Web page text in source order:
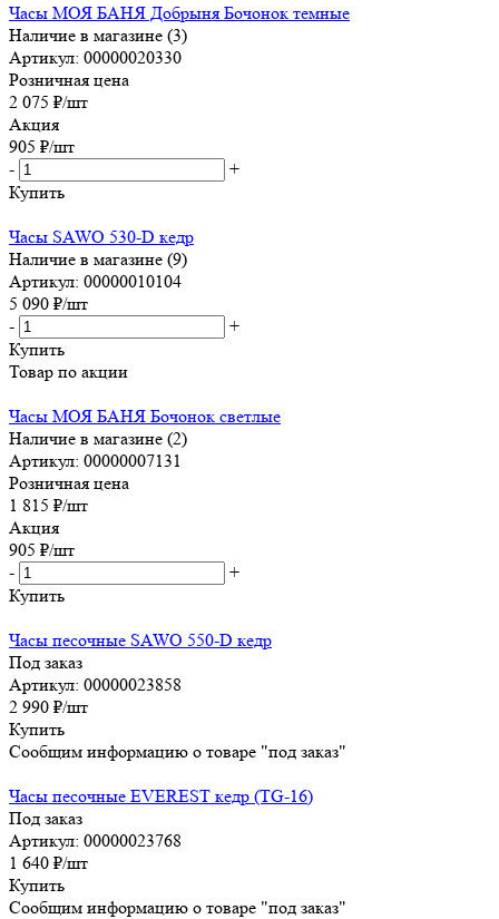
Часы МОЯ БАНЯ Добрыня Бочонок темные
Наличие в магазине (3)
Артикул: 00000020330
Розничная цена
2 075 ₽/шт
Акция
905 ₽/шт
-
+
Купить
Часы SAWO 530-D кедр
Наличие в магазине (9)
Артикул: 00000010104
5 090 ₽/шт
-
+
Купить
Товар по акции
Часы МОЯ БАНЯ Бочонок светлые
Наличие в магазине (2)
Артикул: 00000007131
Розничная цена
1 815 ₽/шт
Акция
905 ₽/шт
-
+
Купить
Часы песочные SAWO 550-D кедр
Под заказ
Артикул: 00000023858
2 990 ₽/шт
Купить
Сообщим информацию о товаре "под заказ"
Часы песочные EVEREST кедр (TG-16)
Под заказ
Артикул: 00000023768
1 640 ₽/шт
Купить
Сообщим информацию о товаре "под заказ"